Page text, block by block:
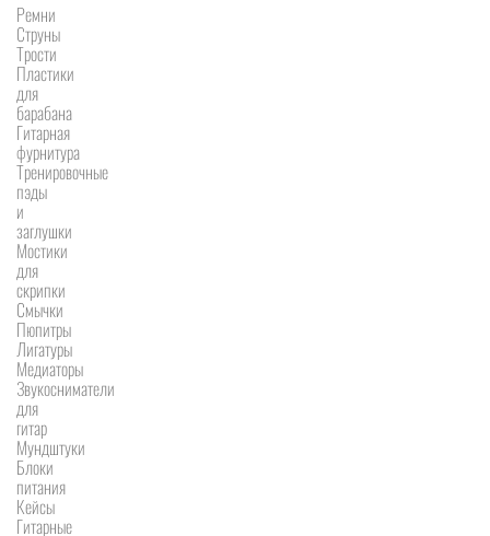
Ремни
Струны
Трости
Пластики
для
барабана
Гитарная
фурнитура
Тренировочные
пэды
и
заглушки
Мостики
для
скрипки
Смычки
Пюпитры
Лигатуры
Медиаторы
Звукосниматели
для
гитар
Мундштуки
Блоки
питания
Кейсы
Гитарные